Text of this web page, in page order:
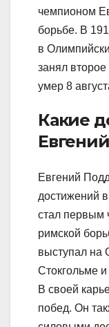
чемпионом
борьбе. В
в
занял
умер 8
Какие
Евгений
достижений
стал первым
римской
выступал на
Стокгольме
В своей
побед. Он